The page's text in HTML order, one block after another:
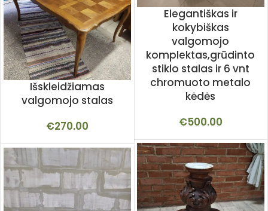
Elegantiškas ir
kokybiškas
valgomojo
komplektas,grūdinto
stiklo stalas ir 6 vnt
chromuoto metalo
kėdės
€500.00
Išskleidžiamas
valgomojo stalas
€270.00